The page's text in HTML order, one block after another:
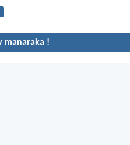
manaraka !